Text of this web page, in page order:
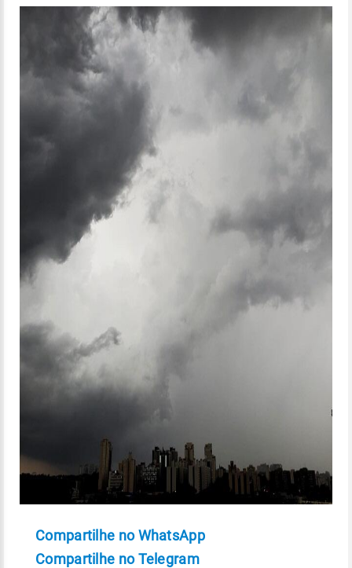
Compartilhe no WhatsApp
Compartilhe no Telegram